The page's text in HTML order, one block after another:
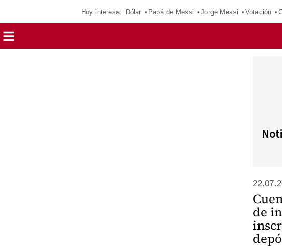
Hoy interesa: Dólar Papá de Messi Jorge Messi Votación
de